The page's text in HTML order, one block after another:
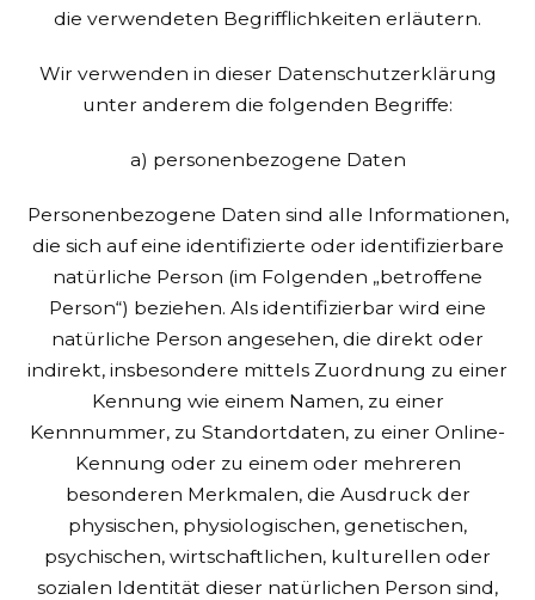
die verwendeten Begrifflichkeiten erläutern.
Wir verwenden in dieser Datenschutzerklärung
unter anderem die folgenden Begriffe:
a) personenbezogene Daten
Personenbezogene Daten sind alle Informationen,
die sich auf eine identifizierte oder identifizierbare
natürliche Person (im Folgenden „betroffene
Person“) beziehen. Als identifizierbar wird eine
natürliche Person angesehen, die direkt oder
indirekt, insbesondere mittels Zuordnung zu einer
Kennung wie einem Namen, zu einer
Kennnummer, zu Standortdaten, zu einer Online-
Kennung oder zu einem oder mehreren
besonderen Merkmalen, die Ausdruck der
physischen, physiologischen, genetischen,
psychischen, wirtschaftlichen, kulturellen oder
sozialen Identität dieser natürlichen Person sind,